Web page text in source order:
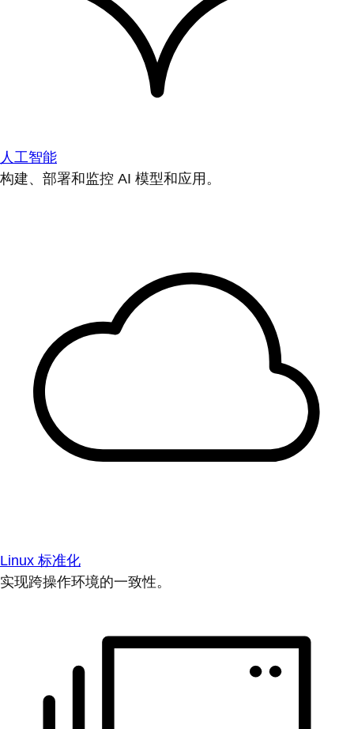
人工智能
构建、部署和监控 AI 模型和应用。
Linux 标准化
实现跨操作环境的一致性。